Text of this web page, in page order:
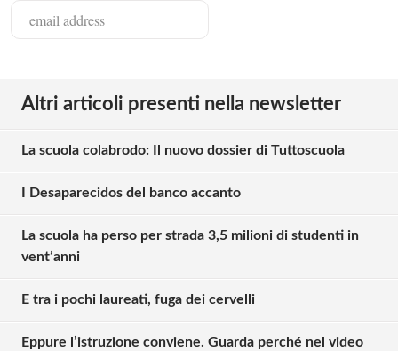
Altri articoli presenti nella newsletter
La scuola colabrodo: Il nuovo dossier di Tuttoscuola
I Desaparecidos del banco accanto
La scuola ha perso per strada 3,5 milioni di studenti in
vent’anni
E tra i pochi laureati, fuga dei cervelli
Eppure l’istruzione conviene. Guarda perché nel video